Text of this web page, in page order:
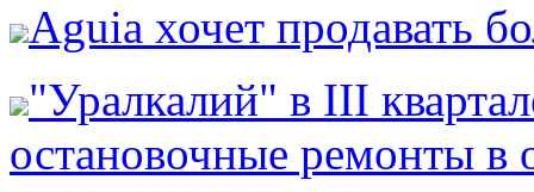
Aguia хочет продавать
"Уралкалий" в III
остановочные ремонты в